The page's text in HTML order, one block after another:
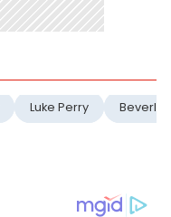
Luke Perry Beverly